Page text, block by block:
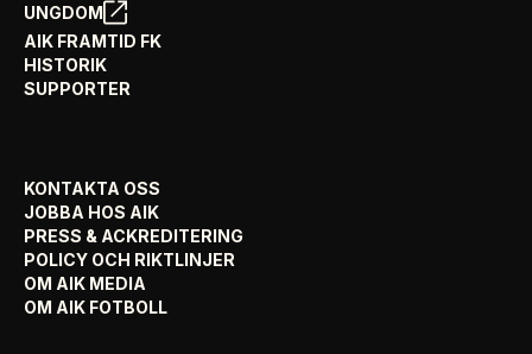
UNGDOM
AIK FRAMTID FK
HISTORIK
SUPPORTER
KONTAKTA OSS
JOBBA HOS AIK
PRESS & ACKREDITERING
POLICY OCH RIKTLINJER
OM AIK MEDIA
OM AIK FOTBOLL